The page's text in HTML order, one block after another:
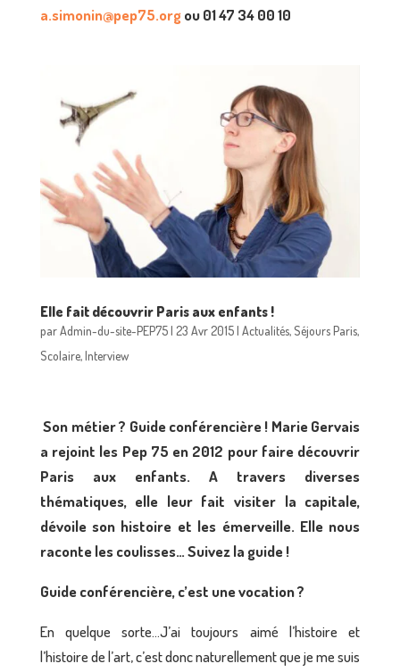
a.simonin@pep75.orgou 01 47 34 00 10
Elle fait découvrir Paris aux enfants !
parAdmin-du-site-PEP75| 23 Avr 2015| Actualités, Séjours Paris,
Scolaire,Interview
Son métier ? Guide conférencière ! Marie Gervais
a rejoint les Pep 75 en 2012 pour faire découvrir
Paris aux enfants. A travers diverses
thématiques, elle leur fait visiter la capitale,
dévoile son histoire et les émerveille. Elle nous
raconte les coulisses… Suivez la guide !
Guide conférencière, c’est une vocation ?
En quelque sorte…J’ai toujours aimé l’histoire et
l’histoire de l’art, c’est donc naturellement que je me suis